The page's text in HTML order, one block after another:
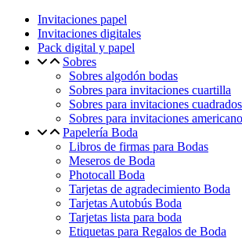
Invitaciones papel
Invitaciones digitales
Pack digital y papel
Sobres
Sobres algodón bodas
Sobres para invitaciones cuartilla
Sobres para invitaciones cuadrados
Sobres para invitaciones
Papelería Boda
Libros de firmas para Bodas
Meseros de Boda
Photocall Boda
Tarjetas de agradecimiento Boda
Tarjetas Autobús Boda
Tarjetas lista para boda
Etiquetas para Regalos de Boda